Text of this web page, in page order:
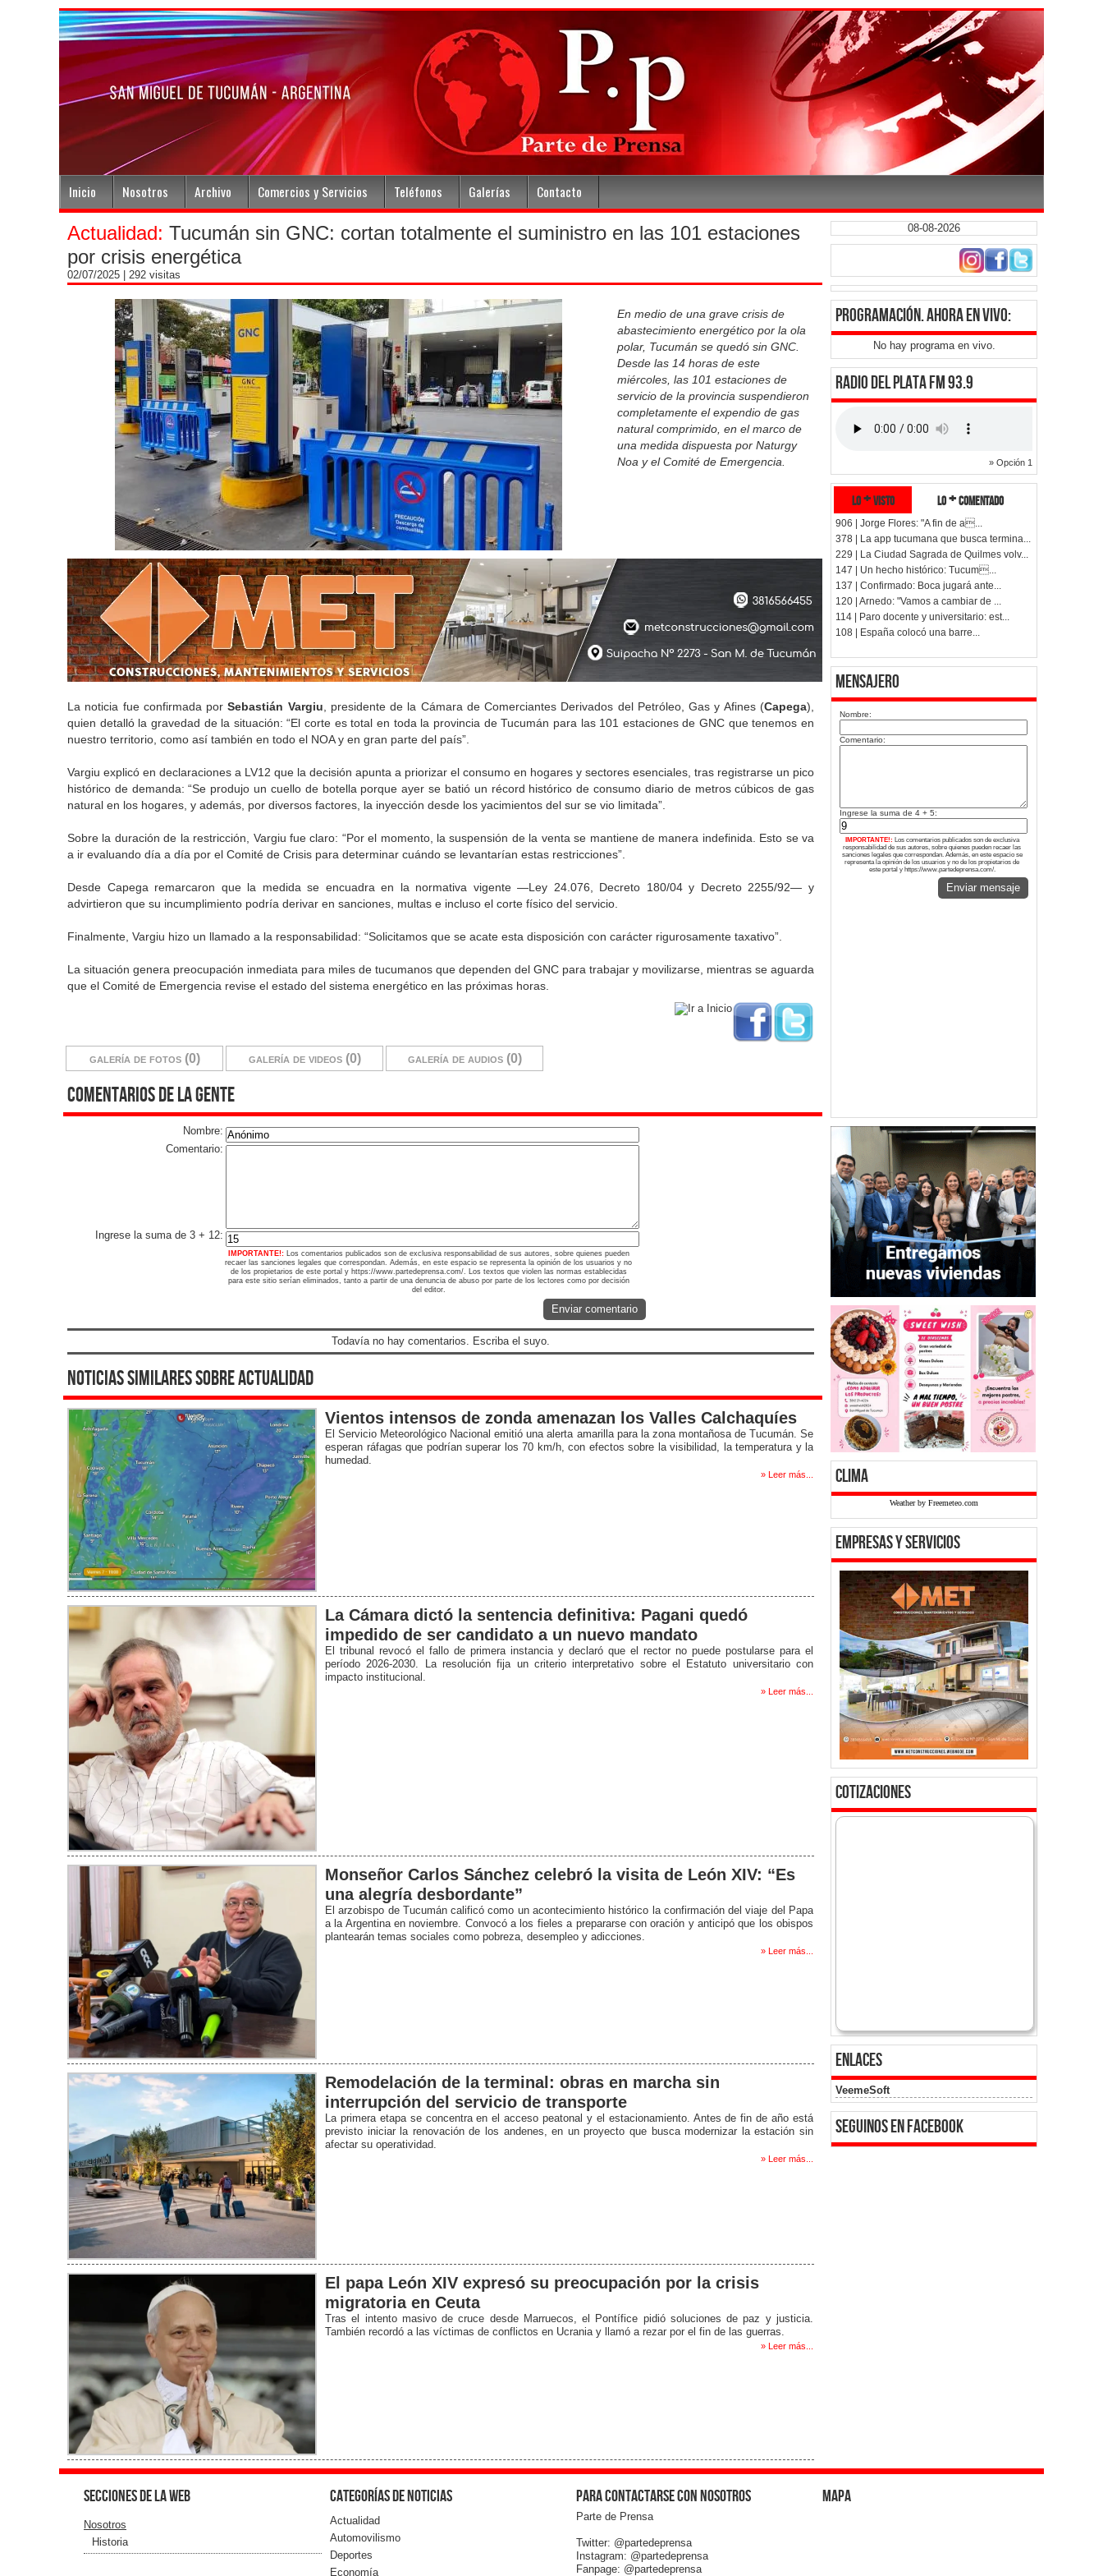
Inicio Nosotros Archivo Comercios y Servicios Teléfonos Galerías Contacto
Actualidad: Tucumán sin GNC: cortan totalmente el suministro en las 101 estaciones
por crisis energética
02/07/2025 | 292 visitas
En medio de una grave crisis de
abastecimiento energético por la ola
polar, Tucumán se quedó sin GNC.
Desde las 14 horas de este
miércoles, las 101 estaciones de
servicio de la provincia suspendieron
completamente el expendio de gas
natural comprimido, en el marco de
una medida dispuesta por Naturgy
Noa y el Comité de Emergencia.
La noticia fue confirmada porSebastián Vargiu , presidente de la Cámara de Comerciantes Derivados del Petróleo, Gas y Afines (Capega),
quien detalló la gravedad de la situación: “El corte es total en toda la provincia de Tucumán para las 101 estaciones de GNC que tenemos en
nuestro territorio, como así también en todo el NOA y en gran parte del país”.
Vargiu explicó en declaraciones a LV12 que la decisión apunta a priorizar el consumo en hogares y sectores esenciales, tras registrarse un pico
histórico de demanda: “Se produjo un cuello de botella porque ayer se batió un récord histórico de consumo diario de metros cúbicos de gas
natural en los hogares, y además, por diversos factores, la inyección desde los yacimientos del sur se vio limitada”.
Sobre la duración de la restricción, Vargiu fue claro: “Por el momento, la suspensión de la venta se mantiene de manera indefinida. Esto se va
a ir evaluando día a día por el Comité de Crisis para determinar cuándo se levantarían estas restricciones”.
Desde Capega remarcaron que la medida se encuadra en la normativa vigente —Ley 24.076, Decreto 180/04 y Decreto 2255/92— y
advirtieron que su incumplimiento podría derivar en sanciones, multas e incluso el corte físico del servicio.
Finalmente, Vargiu hizo un llamado a la responsabilidad: “Solicitamos que se acate esta disposición con carácter rigurosamente taxativo”.
La situación genera preocupación inmediata para miles de tucumanos que dependen del GNC para trabajar y movilizarse, mientras se aguarda
que el Comité de Emergencia revise el estado del sistema energético en las próximas horas.
galería de fotos (0) galería de videos (0) galería de audios (0)
comentarios de la gente
Nombre:
Comentario:
Ingrese la suma de 3 + 12:
IMPORTANTE!: Los comentarios publicados son de exclusiva responsabilidad de sus autores, sobre quienes pueden
recaer las sanciones legales que correspondan. Además, en este espacio se representa la opinión de los usuarios y no
de los propietarios de este portal y https://www.partedeprensa.com/. Los textos que violen las normas establecidas
para este sitio serían eliminados, tanto a partir de una denuncia de abuso por parte de los lectores como por decisión
del editor.
Enviar comentario
Todavía no hay comentarios. Escriba el suyo.
noticias similares sobre actualidad
Vientos intensos de zonda amenazan los Valles Calchaquíes
El Servicio Meteorológico Nacional emitió una alerta amarilla para la zona montañosa de Tucumán. Se
esperan ráfagas que podrían superar los 70 km/h, con efectos sobre la visibilidad, la temperatura y la
humedad.
» Leer más...
La Cámara dictó la sentencia definitiva: Pagani quedó
impedido de ser candidato a un nuevo mandato
El tribunal revocó el fallo de primera instancia y declaró que el rector no puede postularse para el
período 2026-2030. La resolución fija un criterio interpretativo sobre el Estatuto universitario con
impacto institucional.
» Leer más...
Monseñor Carlos Sánchez celebró la visita de León XIV: “Es
una alegría desbordante”
El arzobispo de Tucumán calificó como un acontecimiento histórico la confirmación del viaje del Papa
a la Argentina en noviembre. Convocó a los fieles a prepararse con oración y anticipó que los obispos
plantearán temas sociales como pobreza, desempleo y adicciones.
» Leer más...
Remodelación de la terminal: obras en marcha sin
interrupción del servicio de transporte
La primera etapa se concentra en el acceso peatonal y el estacionamiento. Antes de fin de año está
previsto iniciar la renovación de los andenes, en un proyecto que busca modernizar la estación sin
afectar su operatividad.
» Leer más...
El papa León XIV expresó su preocupación por la crisis
migratoria en Ceuta
Tras el intento masivo de cruce desde Marruecos, el Pontífice pidió soluciones de paz y justicia.
También recordó a las víctimas de conflictos en Ucrania y llamó a rezar por el fin de las guerras.
» Leer más...
08-08-2026
programación. ahora en vivo:
No hay programa en vivo.
RADIO DEL PLATA FM 93.9
» Opción 1
lo + visto lo + comentado
906 | Jorge Flores: "A fin de a...
378 | La app tucumana que busca termina...
229 | La Ciudad Sagrada de Quilmes volv...
147 | Un hecho histórico: Tucum...
137 | Confirmado: Boca jugará ante...
120 | Arnedo: "Vamos a cambiar de ...
114 | Paro docente y universitario: est...
108 | España colocó una barre...
Mensajero
Nombre:
Comentario:
Ingrese la suma de 4 + 5:
IMPORTANTE!: Los comentarios publicados son de exclusiva
responsabilidad de sus autores, sobre quienes pueden recaer las
sanciones legales que correspondan. Además, en este espacio se
representa la opinión de los usuarios y no de los propietarios de
este portal y https://www.partedeprensa.com/.
Enviar mensaje
clima
Weather by Freemeteo.com
empresas y servicios
cotizaciones
enlaces
VeemeSoft
seguinos en facebook
Secciones de la web
Nosotros
Historia
Categorías de noticias
Actualidad
Automovilismo
Deportes
Economía
Para contactarse con nosotros
Parte de Prensa
Twitter: @partedeprensa
Instagram: @partedeprensa
Fanpage: @partedeprensa
Mapa